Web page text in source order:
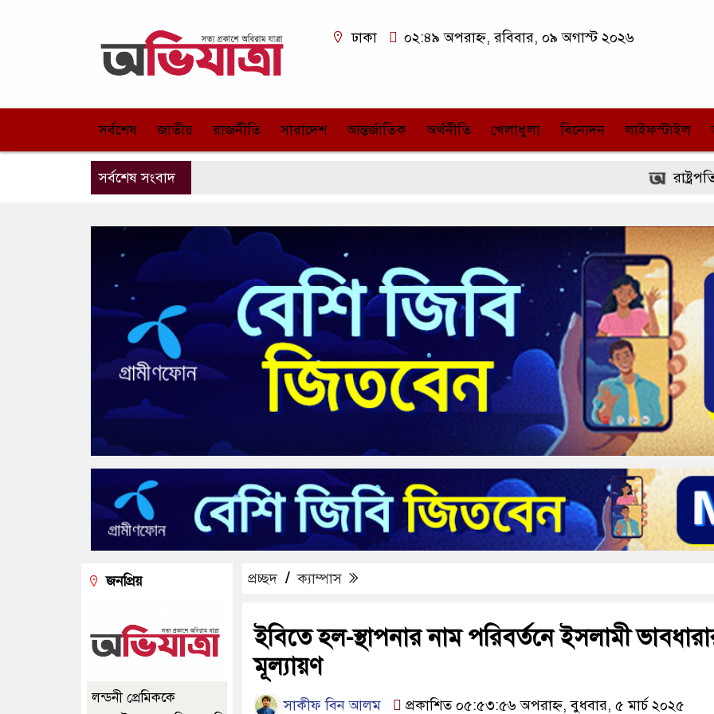
ঢাকা ০২:৪৯ অপরাহ্ন, রবিবার, ০৯ অগাস্ট ২০২৬
সর্বশেষ জাতীয় রাজনীতি সারাদেশ আন্তর্জাতিক অর্থনীতি খেলাধুলা বিনোদন লাইফস্টাইল
সর্বশেষ সংবাদ রাষ্ট্রপতি পদে
প্রচ্ছদ/ক্যাম্পাস
ইবিতে হল-স্থাপনার নাম পরিবর্তনে ইসলামী
মূল্যায়ণ
সাকীফ বিন আলম প্রকাশিত ০৫:৫৩:৫৬ অপরাহ্ন, বুধবার, ৫ মার্চ ২০২৫
জনপ্রিয়
লন্ডনী প্রেমিককে